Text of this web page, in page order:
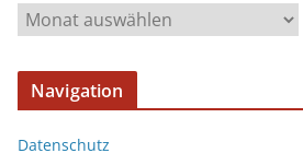
Navigation
Datenschutz